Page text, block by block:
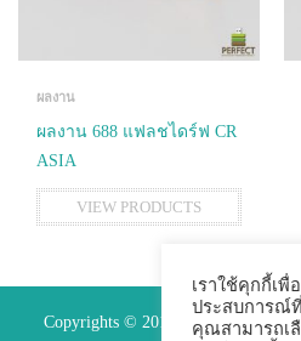
ผลงาน
ผลงาน 688 แฟลชไดร์ฟ CR
ASIA
VIEW PRODUCTS
Copyrights © 2015 Premium Perfect
เราใช้คุกกี้เพื่
ประสบการณ์
คุณสามารถเ